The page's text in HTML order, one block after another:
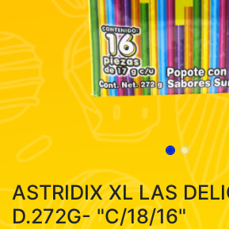
ASTRIDIX XL LAS
D.272G- "C/18/16"